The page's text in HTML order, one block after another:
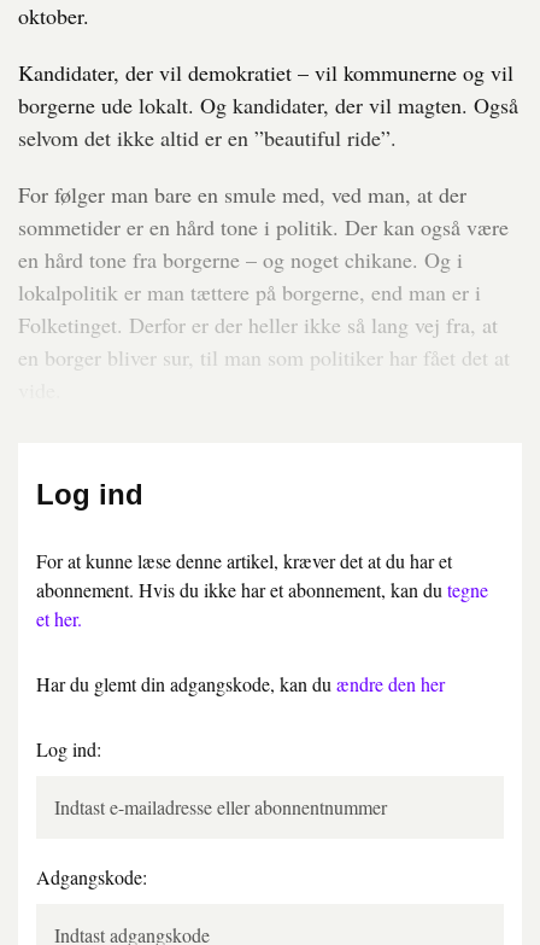
oktober.
Kandidater, der vil demokratiet – vil kommunerne og vil
borgerne ude lokalt. Og kandidater, der vil magten. Også
selvom det ikke altid er en ”beautiful ride”.
For følger man bare en smule med, ved man, at der
sommetider er en hård tone i politik. Der kan også være
en hård tone fra borgerne – og noget chikane. Og i
lokalpolitik er man tættere på borgerne, end man er i
Folketinget. Derfor er der heller ikke så lang vej fra, at
en borger bliver sur, til man som politiker har fået det at
Log ind
For at kunne læse denne artikel, kræver det at du har et
abonnement. Hvis du ikke har et abonnement, kan du tegne
et her.
Har du glemt din adgangskode, kan du ændre den her
Log ind:
Adgangskode: